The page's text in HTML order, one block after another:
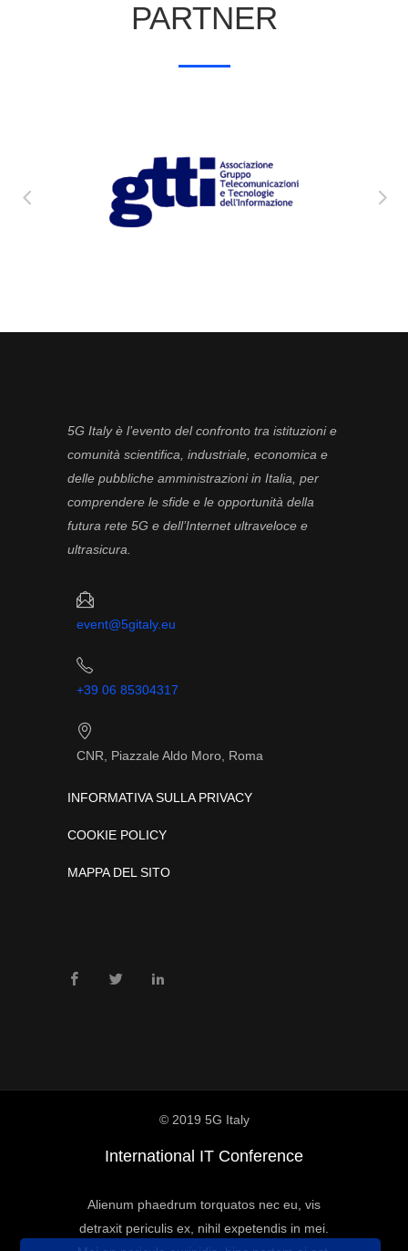
comunità scientifica, industriale, economica e
delle pubbliche amministrazioni in Italia, per
comprendere le sfide e le opportunità della
futura rete 5G e dell’Internet ultraveloce e
ultrasicura.
event@5gitaly.eu
+39 06 85304317
CNR, Piazzale Aldo Moro, Roma
detraxit periculis ex, nihil expetendis in mei.
Mei an pericula euripidis, hinc partem ei est.